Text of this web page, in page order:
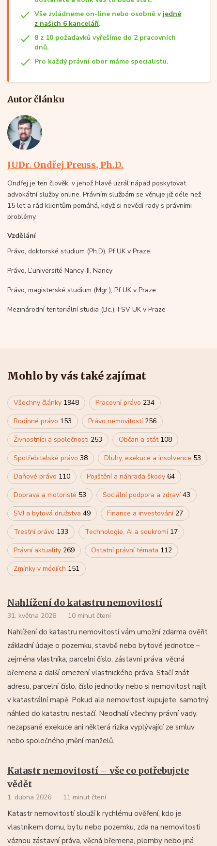
Vše zvládneme on-line nebo osobně v jedné
z našich 6 kanceláří.
8 z 10 požadavků vyřešíme do 2 pracovních
dnů.
Pro každý právní obor máme specialistu.
Autor článku
JUDr. Ondřej Preuss, Ph.D.
Ondřej je ten člověk, v jehož hlavě uzrál nápad poskytovat
advokátní služby online. Právním službám se věnuje již déle než
15 let a rád klientům pomáhá, když si nevědí rady s právními
problémy.
Vzdělání
Právo, doktorské studium (Ph.D), Pf UK v Praze
Právo, L’université Nancy-II, Nancy
Právo, magisterské studium (Mgr.), Pf UK v Praze
Mezinárodní teritoriální studia (Bc.), FSV UK v Praze
Mohlo by vás také zajímat
Všechny články 1948 Pracovní právo 234
Rodinné právo 153 Právo nemovitostí 256
Živnostníci a společnosti 253 Občan a stát 108
Spotřebitelské právo 38 Dluhy, exekuce a insolvence 53
Daňové právo 110 Pojištění a náhrada škody 64
Doprava a motoristé 53 Sociální podpora a zdraví43
SVJ a bytová družstva 49 Finance a investování 27
Trestní právo 133 Technologie, AI a soukromí 17
Právní aktuality 269 Ostatní právní témata 112
Zmínky v médiích 151
Nahlížení do katastru nemovitostí
31. května 2026 10 minut čtení
Nahlížení do katastru nemovitostí vám umožní zdarma ověřit
základní údaje o pozemku, stavbě nebo bytové jednotce –
zejména vlastníka, parcelní číslo, zástavní práva, věcná
břemena a další omezení vlastnického práva. Stačí znát
adresu, parcelní číslo, číslo jednotky nebo si nemovitost najít
v katastrální mapě. Pokud ale nemovitost kupujete, samotný
náhled do katastru nestačí. Neodhalí všechny právní vady,
nezapsané exekuce ani některá rizika vyplývající ze smluv
nebo společného jmění manželů.
Katastr nemovitostí – vše co potřebujete
vědět
1. dubna 2026 11 minut čtení
Katastr nemovitostí slouží k rychlému ověření, kdo je
vlastníkem domu, bytu nebo pozemku, zda na nemovitosti
váznou zástavní práva, věcná břemena, plomby nebo jiná